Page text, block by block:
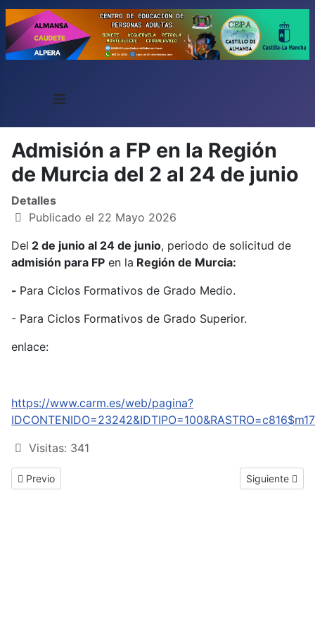
≡
Admisión a FP en la Región
de Murcia del 2 al 24 de junio
Detalles
Publicado el 22 Mayo 2026
Del 2 de junio al 24 de junio, periodo de solicitud de
admisión para FP en la Región de Murcia:
- Para Ciclos Formativos de Grado Medio.
- Para Ciclos Formativos de Grado Superior.
enlace:
https://www.carm.es/web/pagina?
Visitas: 341
Previous article: Solicitud de admisión a FP en modalidad Virtual
Previo Next article:
Siguiente